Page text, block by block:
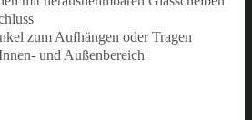
zum Aufhängen oder Tragen
und Außenbereich